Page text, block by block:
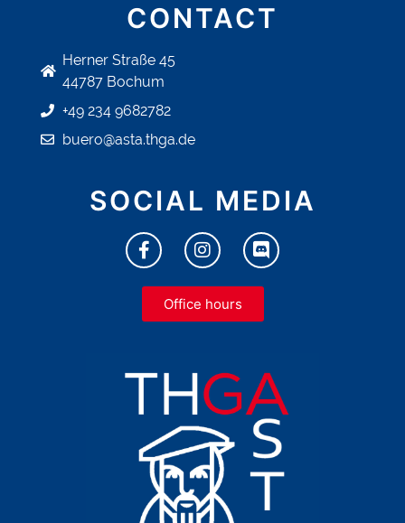
CONTACT
Herner Straße 45
44787 Bochum
+49 234 9682782
buero@asta.thga.de
SOCIAL MEDIA
Office hours